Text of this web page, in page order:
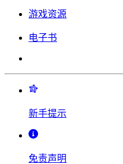
游戏资源
电子书
新手提示
免责声明